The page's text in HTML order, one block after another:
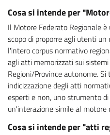
Cosa si intende per
Il Motore Federato Regionale
scopo di proporre agli utenti un
l'intero corpus normativo
agli atti memorizzati sui
Regioni/Province autonome.
indicizzazione degli atti
esperti e non, uno strumento
un'interazione simile al motore
Cosa si intende per "atti